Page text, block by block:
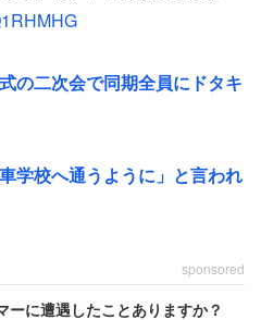
社に電話をかけてきたとい
ーツケース貸して』と言われ
た。私の会社は人数が多いか
いるだろう？』と」
「勿論断った」が、2、3年間
いほどあり、
の二次会で同期全員にドタキ
学校へ通うように」と言われ
sponsored
ーに遭遇したことありますか？